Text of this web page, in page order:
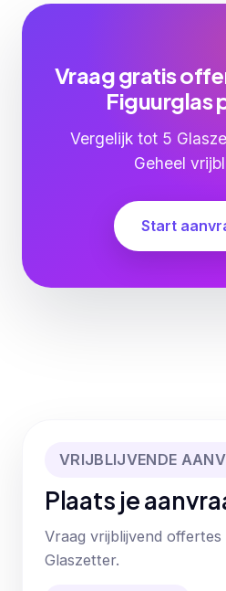
Vraag gratis
Figuurglas
Vergelijk tot 5
Geheel
Start
VRIJBLIJVENDE
Plaats je
Vraag vrijblijvend
Glaszetter.